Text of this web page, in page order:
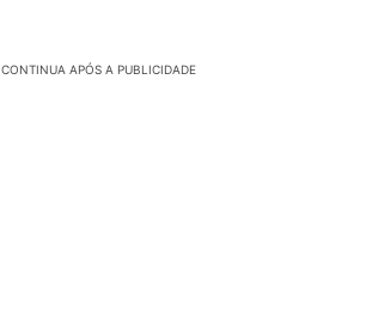
CONTINUA APÓS A PUBLICIDADE